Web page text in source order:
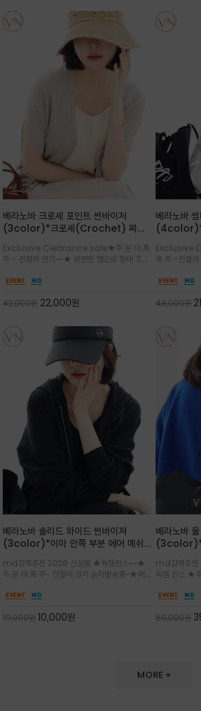
베라노바 크로셰 포인트 썬바이저
(3color)*크로셰(Crochet) 짜임
미닌한 무드를 연출/벨크로 타입이라 휴
대도 간편
Exclusive Clearance sale★주.문.대.폭.
주 - 전컬러 인기~~★ 유연한 챙으로 형태 조절
말아 휴대하기 좋고, 챙의 모양을 살짝 바꿀 수 있
용성을 모두 갖춘 아이템
42,000원 22,000원
베라노바
(4color)*
쾌적하게
일링에도
Exclusive
폭.주 -전컬
련된 포인트/
용도 높은 아
48,000원
베라노바 솔리드 와이드 썬바이져
(3color)*이마 안쪽 부분 에어 메쉬
노바 심볼 전사 인쇄(Transfer
Printing)뒷밴딩으로 사이즈 조절이 가
능해 누구나 안정적으로 착용
md강력추천 2026 신상품 ★득템찬스~~★
주.문.대.폭.주- 전컬러 인기 순차발송중~★메쉬
일 보송보송한 스킨케어 핏(Skin-care fit)을
프,여행까지~~
19,000원10,000원
베라노바
잡는 감각
뒷면의 은
터치감으로 완성도를
md강력추천
득템 찬스 ★
인트를 주기
스러움을 동시
59,000원
MORE +